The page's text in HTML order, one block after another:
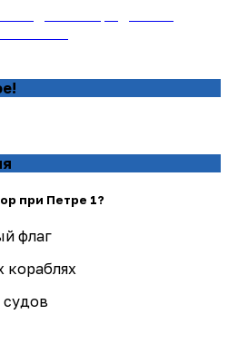
при Петре 1?
флаг
кораблях
судов